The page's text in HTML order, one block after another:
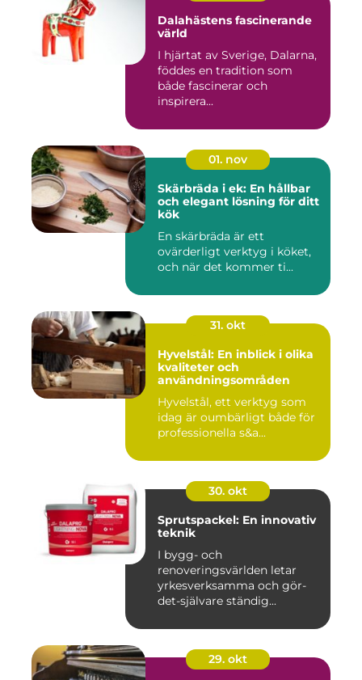
Dalahästens fascinerande
värld
I hjärtat av Sverige, Dalarna,
föddes en tradition som
både fascinerar och
inspirera...
01. nov
Skärbräda i ek: En hållbar
och elegant lösning för ditt
kök
En skärbräda är ett
ovärderligt verktyg i köket,
och när det kommer ti...
31. okt
Hyvelstål: En inblick i olika
kvaliteter och
användningsområden
Hyvelstål, ett verktyg som
idag är oumbärligt både för
professionella s&a...
30. okt
Sprutspackel: En innovativ
teknik
I bygg- och
renoveringsvärlden letar
yrkesverksamma och gör-
det-självare ständig...
29. okt